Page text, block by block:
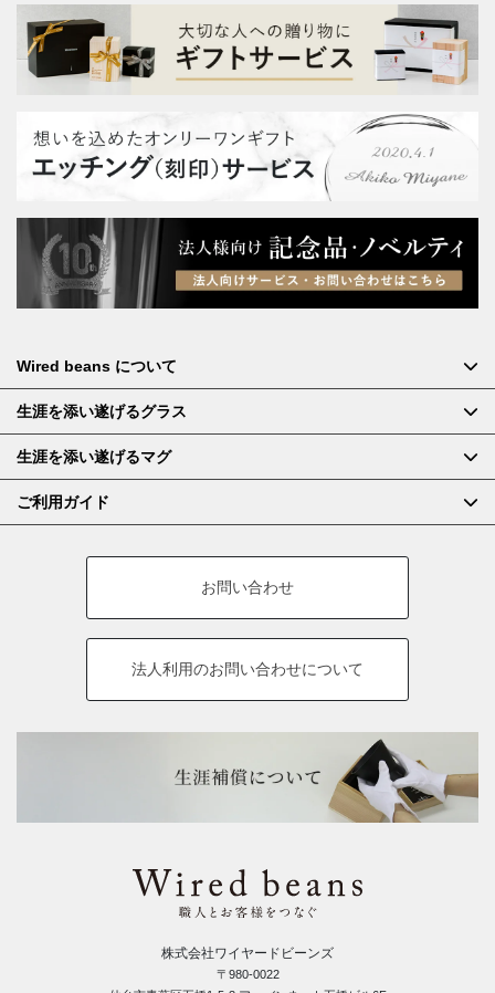
Wired beans について
生涯を添い遂げるグラス
生涯を添い遂げるマグ
ご利用ガイド
お問い合わせ
法人利用のお問い合わせについて
株式会社ワイヤードビーンズ
〒980-0022